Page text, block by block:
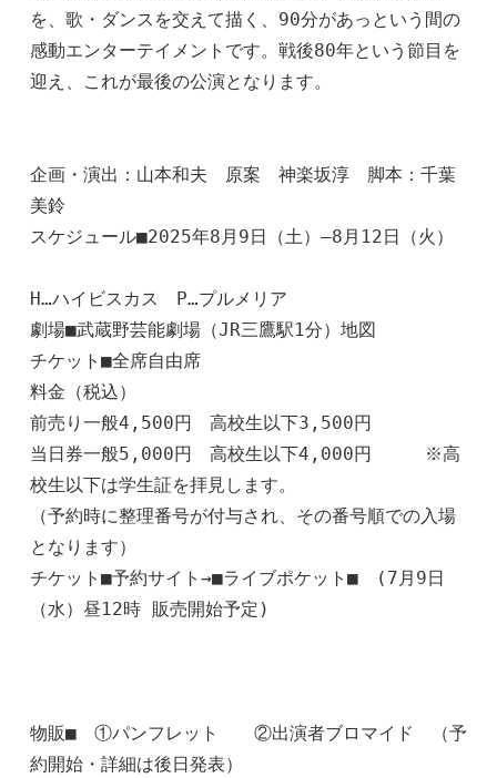
を、歌・ダンスを交えて描く、90分があっという間の
感動エンターテイメントです。戦後80年という節目を
迎え、これが最後の公演となります。
企画・演出：山本和夫　原案　神楽坂淳　脚本：千葉
美鈴
スケジュール■2025年8月9日（土）―8月12日（火）
H…ハイビスカス　P…プルメリア
劇場■武蔵野芸能劇場（JR三鷹駅1分）地図
チケット■全席自由席
料金（税込）
前売り一般4,500円　高校生以下3,500円
当日券一般5,000円　高校生以下4,000円　　　※高
校生以下は学生証を拝見します。
（予約時に整理番号が付与され、その番号順での入場
となります）
チケット■予約サイト→■ライブポケット■　(7月9日
（水）昼12時 販売開始予定)
物販■　①パンフレット　　②出演者ブロマイド　（予
約開始・詳細は後日発表）